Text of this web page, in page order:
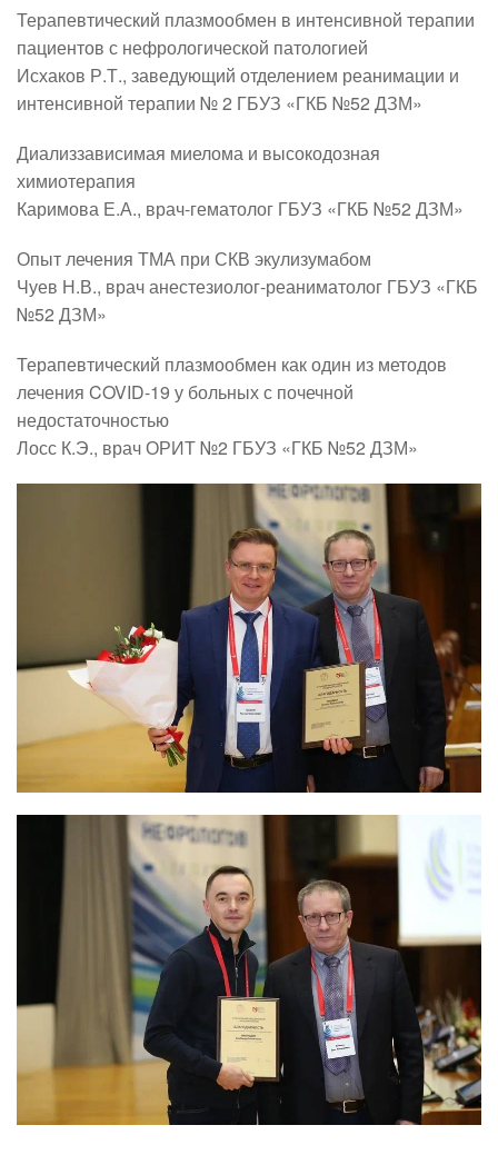
Терапевтический плазмообмен в интенсивной терапии
пациентов с нефрологической патологией
Исхаков Р.Т., заведующий отделением реанимации и
интенсивной терапии № 2 ГБУЗ «ГКБ №52 ДЗМ»
Диализзависимая миелома и высокодозная
химиотерапия
Каримова Е.А., врач-гематолог ГБУЗ «ГКБ №52 ДЗМ»
Опыт лечения ТМА при СКВ экулизумабом
Чуев Н.В., врач анестезиолог-реаниматолог ГБУЗ «ГКБ
№52 ДЗМ»
Терапевтический плазмообмен как один из методов
лечения COVID-19 у больных с почечной
недостаточностью
Лосс К.Э., врач ОРИТ №2 ГБУЗ «ГКБ №52 ДЗМ»